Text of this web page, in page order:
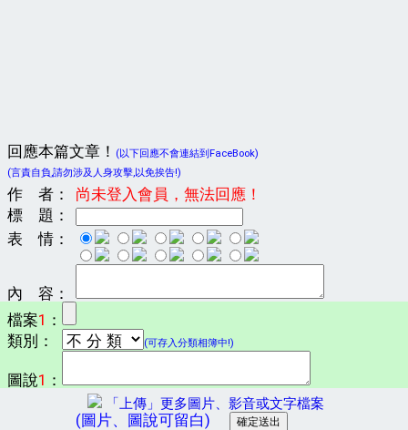
回應本篇文章！
(以下回應不會連結到FaceBook)
(言責自負,請勿涉及人身攻擊,以免挨告!)
作 者：
尚未登入會員，無法回應！
標 題：
表 情：
內 容：
檔案1 ：
類別：
(可存入分類相簿中!)
圖說1 ：
「上傳」更多圖片、影音或文字檔案
(圖片、圖說可留白)